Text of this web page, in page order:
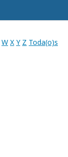
W X Y Z Toda(o)s